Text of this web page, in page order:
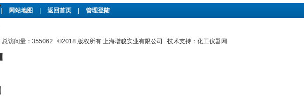
网站地图 返回首页 管理登陆
总访问量：355062 ©2018 版权所有:上海增骏实业有限公司 技术支持： 化工仪器网